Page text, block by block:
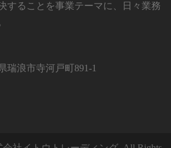
することを事業テーマに、日々業務
瑞浪市寺河戸町891-1